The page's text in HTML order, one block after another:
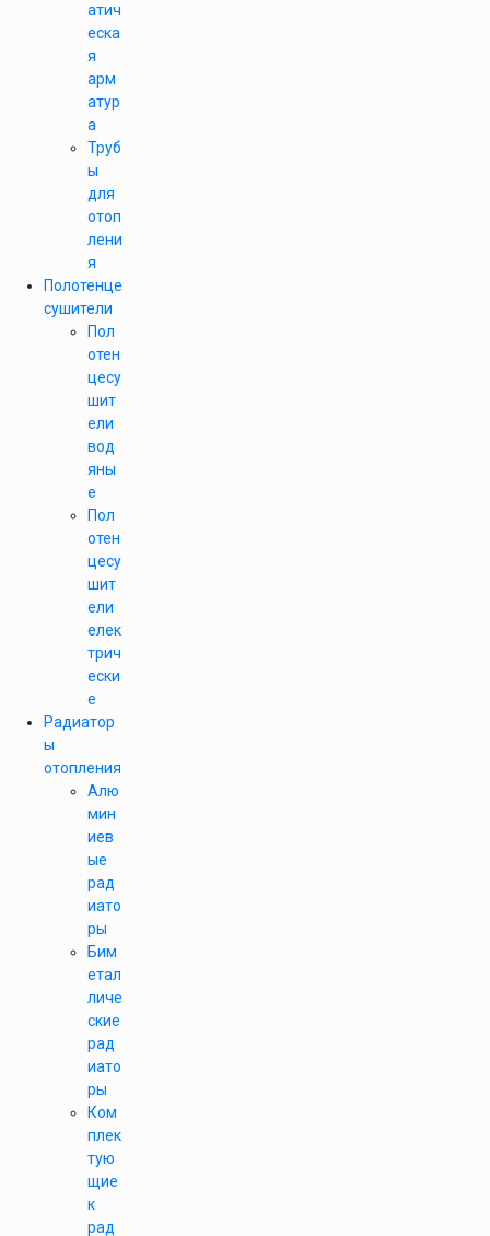
атич
еска
я
арм
атур
а
Труб
ы
для
отоп
лени
я
Полотенце
сушители
Пол
отен
цесу
шит
ели
вод
яны
е
Пол
отен
цесу
шит
ели
елек
трич
ески
е
Радиатор
ы
отопления
Алю
мин
иев
ые
рад
иато
ры
Бим
етал
личе
ские
рад
иато
ры
Ком
плек
тую
щие
к
рад